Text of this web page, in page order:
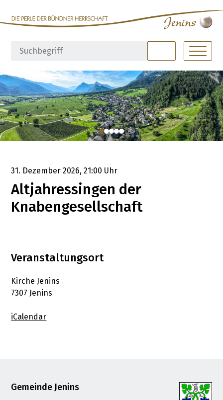
Suchbegriff
Suche
Altjahressingen der
Knabengesellschaft
31. Dezember 2026, 21:00 Uhr
Veranstaltungsort
Kirche Jenins
7307 Jenins
iCalendar
Footer
Gemeinde Jenins